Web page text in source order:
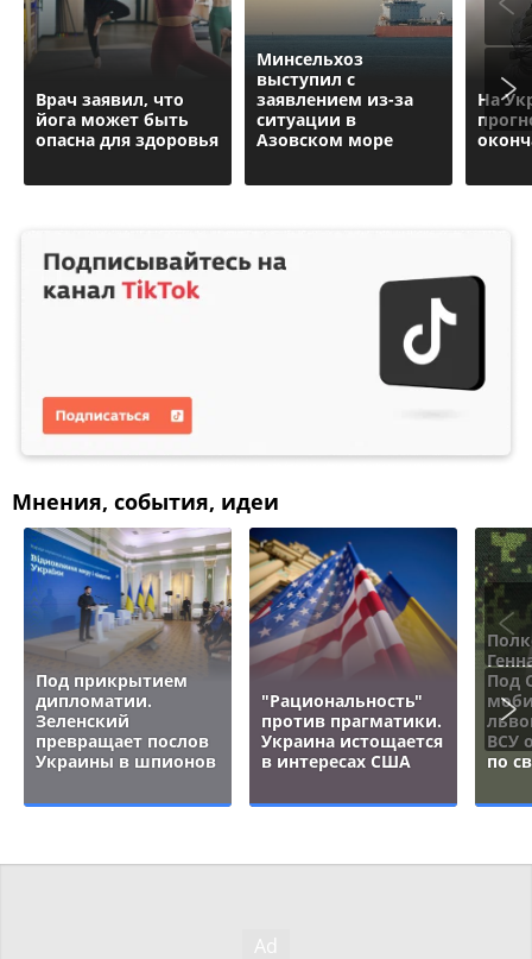
Врач заявил, что
йога может быть
опасна для здоровья
Минсельхоз
выступил с
заявлением из-за
ситуации в
Азовском море
На
Мнения, события, идеи
Под прикрытием
дипломатии.
Зеленский
превращает послов
Украины в шпионов
"Рациональность"
против прагматики.
Украина истощается
в интересах США
Под
ВСУ
по